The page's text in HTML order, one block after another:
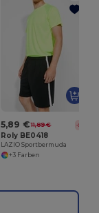
5,89 € 11,89 € -50%
Roly BE0418
LAZIO Sportbermuda
+3 Farben